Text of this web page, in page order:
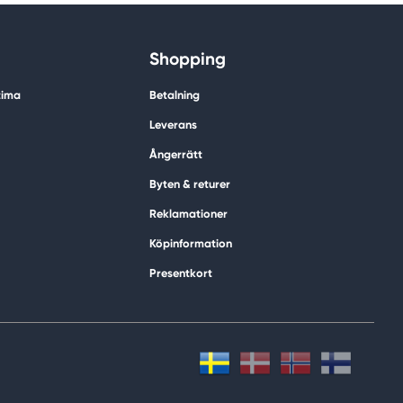
Shopping
Betalning
Leverans
Ångerrätt
Byten & returer
Reklamationer
Köpinformation
Presentkort